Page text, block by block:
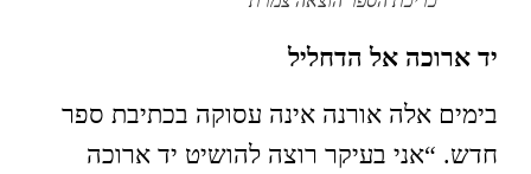
יד ארוכה אל הדחליל
בימים אלה אורנה אינה עסוקה בכתיבת ספר
חדש. “אני בעיקר רוצה להושיט יד ארוכה